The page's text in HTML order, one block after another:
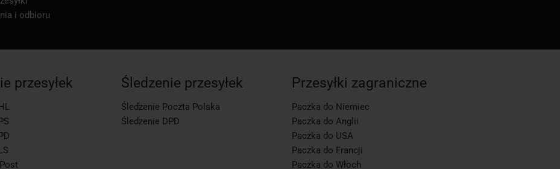
i odbioru
przesyłek Śledzenie przesyłek
Śledzenie Poczta Polska
Śledzenie DPD
Przesyłki zagraniczne
Paczka do Niemiec
Paczka do Anglii
Paczka do USA
Paczka do Francji
Paczka do Włoch